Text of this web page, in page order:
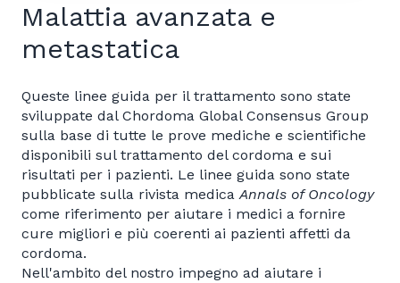
Malattia avanzata e
metastatica
Queste linee guida per il trattamento sono state
sviluppate dal Chordoma Global Consensus Group
sulla base di tutte le prove mediche e scientifiche
disponibili sul trattamento del cordoma e sui
risultati per i pazienti. Le linee guida sono state
pubblicate sulla rivista medicaAnnals of Oncology
come riferimento per aiutare i medici a fornire
cure migliori e più coerenti ai pazienti affetti da
cordoma.
Nell'ambito del nostro impegno ad aiutare i